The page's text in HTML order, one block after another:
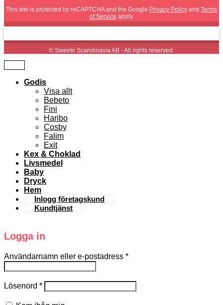
This site is protected by reCAPTCHA and the Google Privacy Policy and Terms
of Service apply.
© Sweeto Scandinavia AB - All rights reserved.
Godis
Visa allt
Bebeto
Fini
Haribo
Cosby
Falim
Exit
Kex & Choklad
Livsmedel
Baby
Dryck
Hem
Inlogg företagskund
Kundtjänst
Logga in
Användarnamn eller e-postadress *
Lösenord *